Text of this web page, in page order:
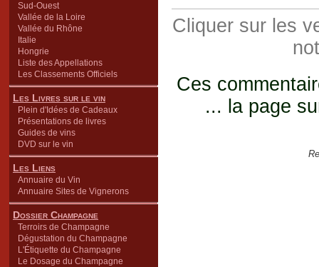
Sud-Ouest
Vallée de la Loire
Vallée du Rhône
Italie
Hongrie
Liste des Appellations
Les Classements Officiels
Les Livres sur le vin
Plein d'Idées de Cadeaux
Présentations de livres
Guides de vins
DVD sur le vin
Les Liens
Annuaire du Vin
Annuaire Sites de Vignerons
Dossier Champagne
Terroirs de Champagne
Dégustation du Champagne
L'Étiquette du Champagne
Le Dosage du Champagne
Cliquer sur les
Ces
... la page